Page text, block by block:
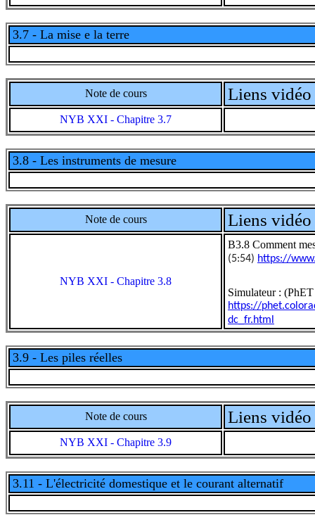
3.7 - La mise e la terre
Note de cours Liens vidéo
NYB XXI - Chapitre 3.7
3.8 - Les instruments de mesure
Note de cours Liens vidéo
NYB XXI - Chapitre 3.8
B3.8 Comment
(5:54) https://
Simulateur :
https://
dc_fr.html
3.9 - Les piles réelles
Note de cours Liens vidéo
NYB XXI - Chapitre 3.9
3.11 - L'électricité domestique et le courant alternatif